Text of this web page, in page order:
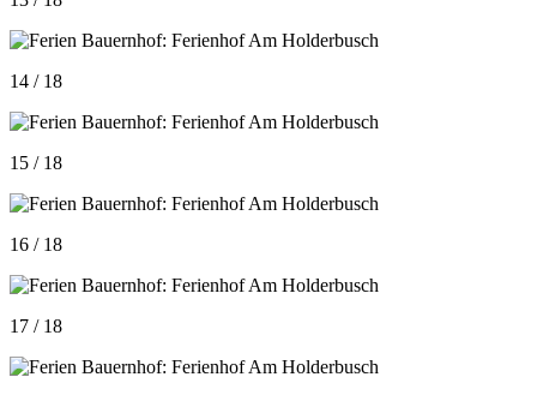
14 / 18
15 / 18
16 / 18
17 / 18